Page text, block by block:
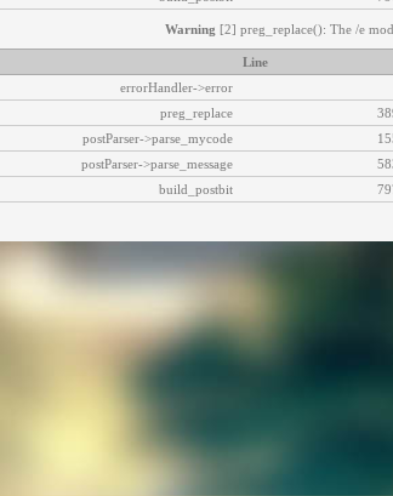
Warning [2] preg_replace(): The /e
Line
errorHandler->error
preg_replace
postParser->parse_mycode
postParser->parse_message
build_postbit